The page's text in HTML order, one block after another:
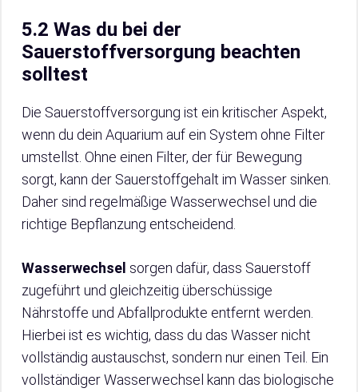
5.2 Was du bei der
Sauerstoffversorgung beachten
solltest
Die Sauerstoffversorgung ist ein kritischer Aspekt,
wenn du dein Aquarium auf ein System ohne Filter
umstellst. Ohne einen Filter, der für Bewegung
sorgt, kann der Sauerstoffgehalt im Wasser sinken.
Daher sind regelmäßige Wasserwechsel und die
richtige Bepflanzung entscheidend.
Wasserwechsel sorgen dafür, dass Sauerstoff
zugeführt und gleichzeitig überschüssige
Nährstoffe und Abfallprodukte entfernt werden.
Hierbei ist es wichtig, dass du das Wasser nicht
vollständig austauschst, sondern nur einen Teil. Ein
vollständiger Wasserwechsel kann das biologische